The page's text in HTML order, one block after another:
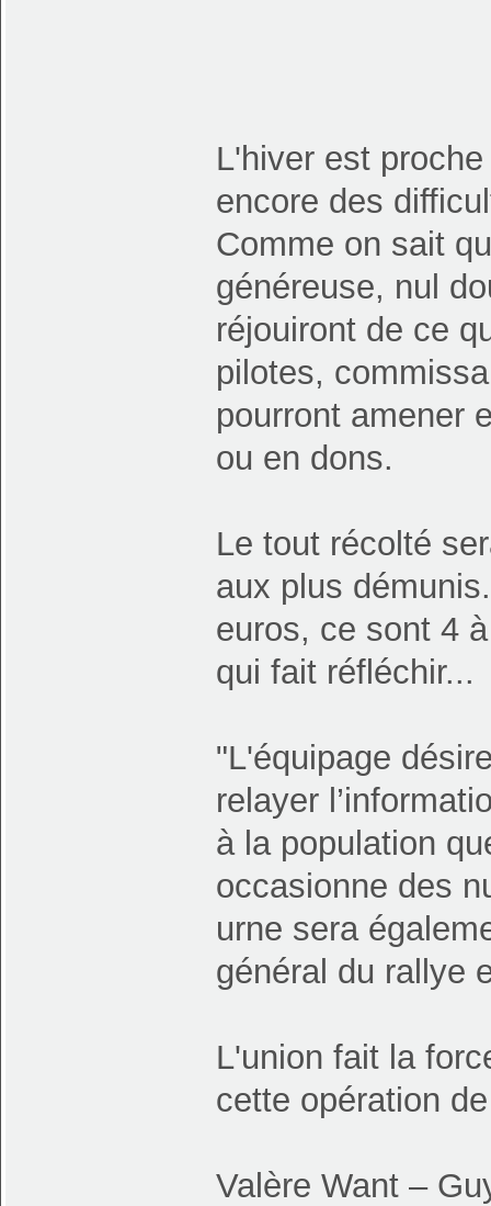
L'hiver est
encore des
Comme on sait
généreuse, nul
réjouiront de ce
pilotes,
pourront amener
ou en dons.
Le tout récolté
aux plus
euros, ce sont 4
qui fait réfléchir...
"L'équipage
relayer
à la population
occasionne des
urne sera
général du rallye
L'union fait la
cette opération
Valère Want –